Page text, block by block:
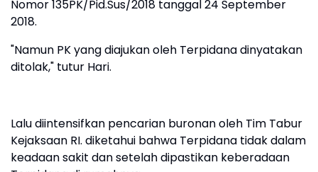
Nomor 135PK/Pid.Sus/2018 tanggal 24 September
2018.
"Namun PK yang diajukan oleh Terpidana dinyatakan
ditolak," tutur Hari.
Lalu diintensifkan pencarian buronan oleh Tim Tabur
Kejaksaan RI. diketahui bahwa Terpidana tidak dalam
keadaan sakit dan setelah dipastikan keberadaan